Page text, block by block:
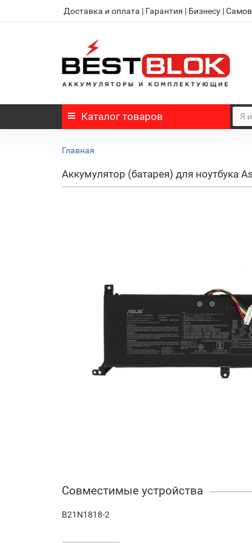
Доставка и оплата | Гарантия | Бизнесу |
Каталог товаров
Главная
Аккумулятор (батарея) для ноутбука
Совместимые устройства
B21N1818-2